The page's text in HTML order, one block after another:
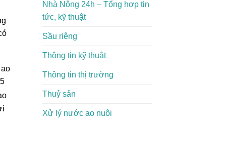
Nhà Nông 24h – Tổng hợp tin
tức, kỹ thuật
Sầu riêng
Thông tin kỹ thuật
Thông tin thị trường
Thuỷ sản
Xử lý nước ao nuôi